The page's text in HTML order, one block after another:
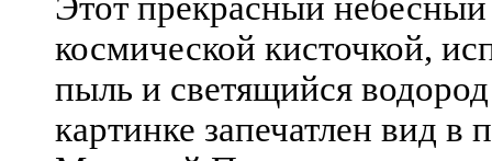
Этот прекрасный
космической кисточкой,
пыль и светящийся
картинке запечатлен вид в